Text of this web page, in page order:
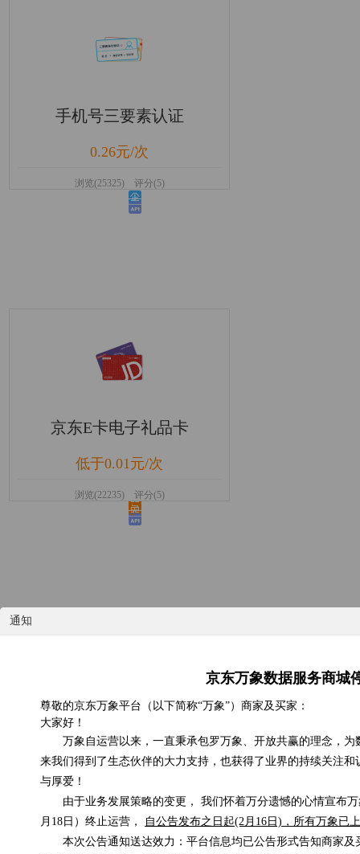
通知
京东万象数据服务商城
尊敬的京东万象平台（以下简称“万象”）商家及买家：
大家好！
万象自运营以来，一直秉承包罗万象、开放共赢的理念，
来我们得到了生态伙伴的大力支持，也获得了业界的持续关注
与厚爱！
由于业务发展策略的变更， 我们怀着万分遗憾的心情宣布
月18日）终止运营，
自公告发布之日起(2月16日)，所有万象已
本次公告通知送达效力：平台信息均已公告形式告知商家
手机号三要素认证
0.26元/次
浏览(25325) 评分(5)
京东E卡电子礼品卡
低于0.01元/次
浏览(22235) 评分(5)
国内天气实况
浏览(575) 评分(4)